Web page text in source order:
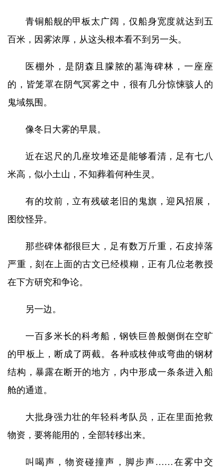
青铜船舰的甲板太广阔，仅船身宽度就达到五
百米，因雾浓厚，从这头根本看不到另一头。
医棚外，是阴森且朦脓的墓海碑林，一座座
的，皆笼罩在阴气冥雾之中，很有几分惊悚骇人的
鬼域氛围。
像冬日大雾的早晨。
近在迟尺的几座坟堆还是能够看清，足有七八
米高，似小土山，不知葬着何种生灵。
有的坟前，立有残破老旧的鬼旗，迎风招展，
图纹怪异。
那些碑体都很巨大，足有数万斤重，石皮掉落
严重，刻在上面的古文已经模糊，正有几位老教授
在下方研究和争论。
另一边。
一百多米长的科考船，钢铁巨兽般侧倒在空旷
的甲板上，断成了两截。各种或枝伸或弯曲的钢材
结构，暴露在断开的地方，内中形成一条条进入船
舱的通道。
大批身强力壮的年轻科考队员，正在里面抢救
物资，要将能用的，全部转移出来。
叫喝声，物资碰撞声，脚步声……在雾中交